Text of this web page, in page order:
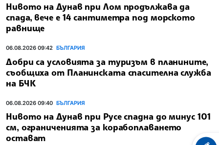
Нивото на Дунав при Лом продължава да
спада, вече е 14 сантиметра под морското
равнище
06.08.2026 09:42 БЪЛГАРИЯ
Добри са условията за туризъм в планините,
съобщиха от Планинската спасителна служба
на БЧК
06.08.2026 09:40 БЪЛГАРИЯ
Нивото на Дунав при Русе спадна до минус 101
см, ограниченията за корабоплаването
остават